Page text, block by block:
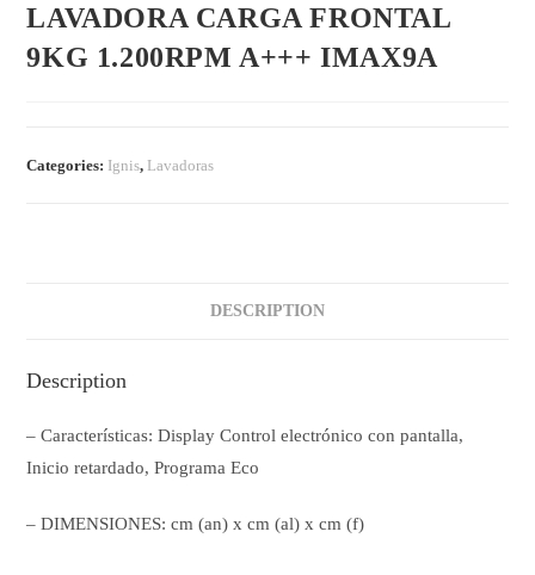
LAVADORA CARGA FRONTAL
9KG 1.200RPM A+++ IMAX9A
Categories: Ignis, Lavadoras
DESCRIPTION
Description
– Características: Display Control electrónico con pantalla,
Inicio retardado, Programa Eco
– DIMENSIONES: cm (an) x cm (al) x cm (f)